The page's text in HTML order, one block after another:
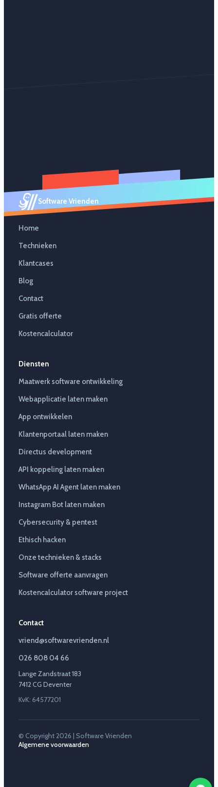
Software Vrienden
Home
Technieken
Klantcases
Blog
Contact
Gratis offerte
Kostencalculator
Diensten
Maatwerk software ontwikkeling
Webapplicatie laten maken
App ontwikkelen
Klantenportaal laten maken
Directus development
API koppeling laten maken
WhatsApp AI Agent laten maken
Instagram Bot laten maken
Cybersecurity & pentest
Ethisch hacken
Onze technieken & stacks
Software offerte aanvragen
Kostencalculator software project
Contact
vriend@softwarevrienden.nl
026 808 04 66
Lange Zandstraat 183
7412 CG Deventer
KvK: 64577201
© Copyright 2026 | Software Vrienden
Algemene voorwaarden